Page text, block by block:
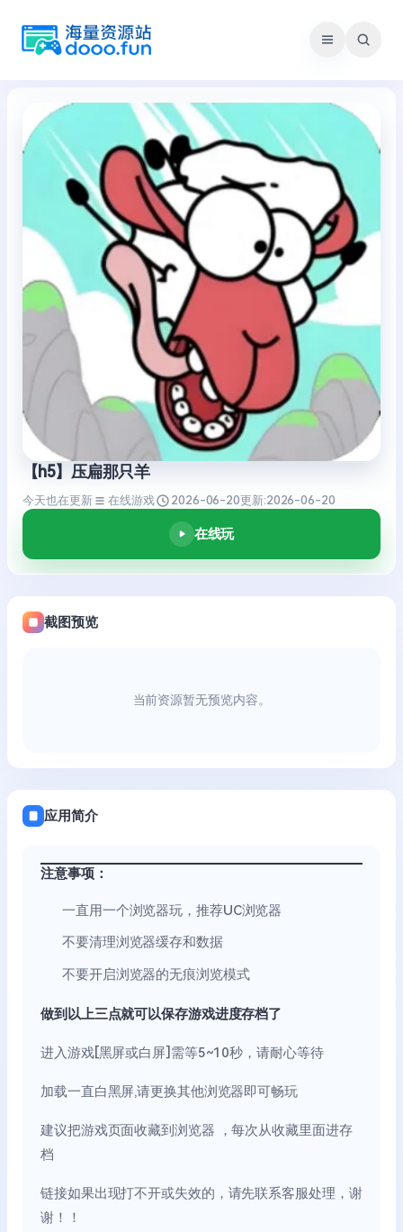
【h5】压扁那只羊
今天也在更新 在线游戏 2026-06-20更新:2026-06-20
在线玩
截图预览
当前资源暂无预览内容。
应用简介
注意事项：
一直用一个浏览器玩，推荐UC浏览器
不要清理浏览器缓存和数据
不要开启浏览器的无痕浏览模式
做到以上三点就可以保存游戏进度存档了
进入游戏[黑屏或白屏]需等5~10秒，请耐心等待
加载一直白黑屏,请更换其他浏览器即可畅玩
建议把游戏页面收藏到浏览器 ，每次从收藏里面进存
档
链接如果出现打不开或失效的，请先联系客服处理，谢
谢！！